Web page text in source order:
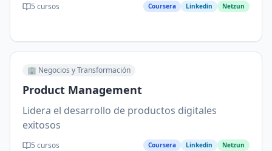
5 cursos Coursera Linkedin Netzun
🏢 Negocios y Transformación
Product Management
Lidera el desarrollo de productos digitales
exitosos
5 cursos Coursera Linkedin Netzun